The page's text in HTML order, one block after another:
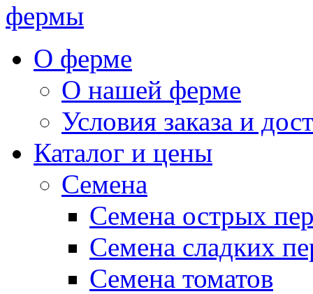
фермы
О ферме
О нашей ферме
Условия заказа и
Каталог и цены
Семена
Семена острых
Семена сладких
Семена томатов